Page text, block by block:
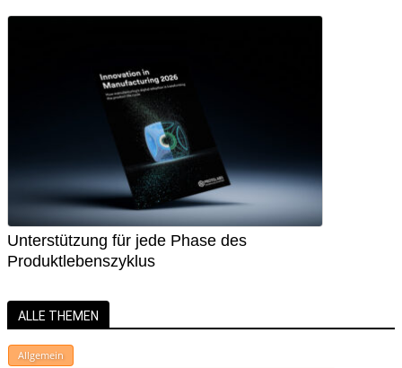
Unterstützung für jede Phase des
Produktlebenszyklus
ALLE THEMEN
Allgemein